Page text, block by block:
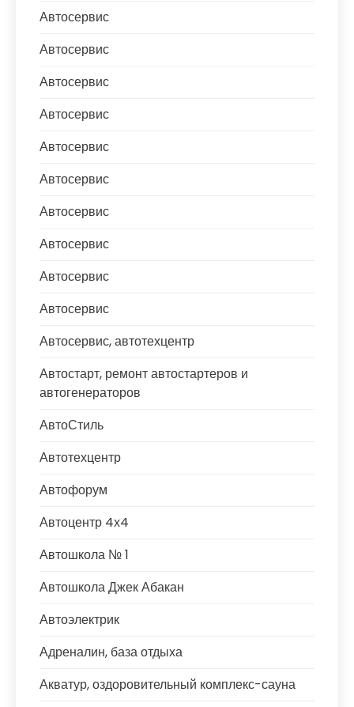
Автосервис
Автосервис
Автосервис
Автосервис
Автосервис
Автосервис
Автосервис
Автосервис
Автосервис
Автосервис
Автосервис, автотехцентр
Автостарт, ремонт автостартеров и
автогенераторов
АвтоСтиль
Автотехцентр
Автофорум
Автоцентр 4х4
Автошкола № 1
Автошкола Джек Абакан
Автоэлектрик
Адреналин, база отдыха
Акватур, оздоровительный комплекс-сауна